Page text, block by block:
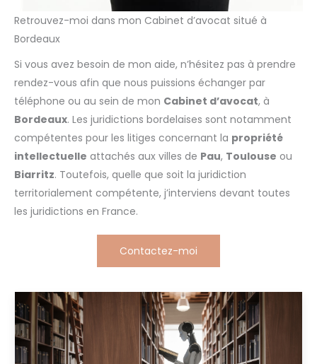
Retrouvez-moi dans mon Cabinet d’avocat situé à
Bordeaux
Si vous avez besoin de mon aide, n’hésitez pas à prendre
rendez-vous afin que nous puissions échanger par
téléphone ou au sein de mon Cabinet d’avocat, à
Bordeaux. Les juridictions bordelaises sont notamment
compétentes pour les litiges concernant la propriété
intellectuelle attachés aux villes de Pau, Toulouse ou
Biarritz. Toutefois, quelle que soit la juridiction
territorialement compétente, j’interviens devant toutes
les juridictions en France.
Contactez-moi